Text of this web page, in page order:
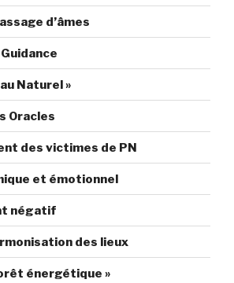
d’âmes
Naturel »
Oracles
des victimes de PN
et émotionnel
négatif
des lieux
énergétique »